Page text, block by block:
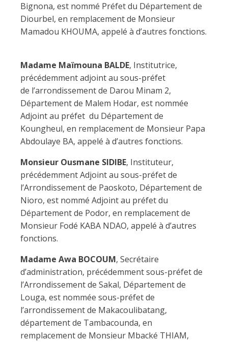
Bignona, est nommé Préfet du Département de
Diourbel, en remplacement de Monsieur
Mamadou KHOUMA, appelé à d’autres fonctions.
Madame Maïmouna BALDE, Institutrice,
précédemment adjoint au sous-préfet
de l’arrondissement de Darou Minam 2,
Département de Malem Hodar, est nommée
Adjoint au préfet du Département de
Koungheul, en remplacement de Monsieur Papa
Abdoulaye BA, appelé à d’autres fonctions.
Monsieur Ousmane SIDIBE, Instituteur,
précédemment Adjoint au sous-préfet de
l’Arrondissement de Paoskoto, Département de
Nioro, est nommé Adjoint au préfet du
Département de Podor, en remplacement de
Monsieur Fodé KABA NDAO, appelé à d’autres
fonctions.
Madame Awa BOCOUM, Secrétaire
d’administration, précédemment sous-préfet de
l’Arrondissement de Sakal, Département de
Louga, est nommée sous-préfet de
l’arrondissement de Makacoulibatang,
département de Tambacounda, en
remplacement de Monsieur Mbacké THIAM,